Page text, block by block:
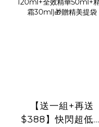
【送一組+再送
$388】快閃超低價